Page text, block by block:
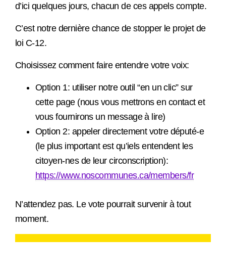
d’ici quelques jours, chacun de ces appels compte.
C’est notre dernière chance de stopper le projet de
loi C-12.
Choisissez comment faire entendre votre voix:
Option 1: utiliser notre outil “en un clic” sur
cette page (nous vous mettrons en contact et
vous fournirons un message à lire)
Option 2: appeler directement votre député-e
(le plus important est qu’iels entendent les
citoyen-nes de leur circonscription):
https://www.noscommunes.ca/members/fr
N’attendez pas. Le vote pourrait survenir à tout
moment.